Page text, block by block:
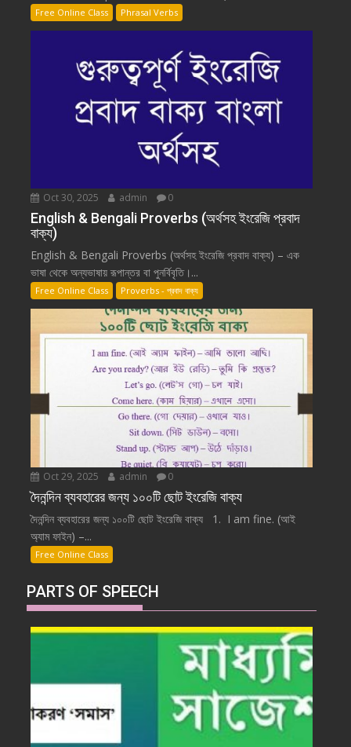
Free Online Class Phrasal Verbs
Oct 30, 2025 admin 0
English & Bengali Proverbs (অর্থসহ ইংরেজি প্রবাদ
বাক্য)
English & Bengali Proverbs (অর্থসহ ইংরেজি প্রবাদ বাক্য) – এক
ভাষা থেকে অন্যভাষায় রূপান্তর বা পুনর্বিবৃতি।...
Free Online Class Proverbs - প্রবাদ বাক্য
Oct 29, 2025 admin 0
দৈনন্দিন ব্যবহারের জন্য ১০০টি ছোট ইংরেজি বাক্য
দৈনন্দিন ব্যবহারের জন্য ১০০টি ছোট ইংরেজি বাক্য 1. I am fine. (আই
অ্যাম ফাইন) –...
Free Online Class
PARTS OF SPEECH